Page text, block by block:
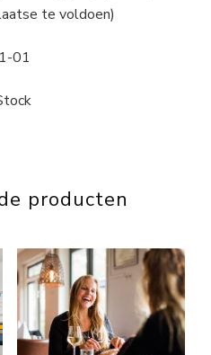
te voldoen)
01
producten